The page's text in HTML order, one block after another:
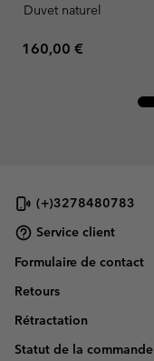
Duvet naturel
Regular price:
160,00 €
(+)3278480783
Service client
Formulaire de contact
Retours
Rétractation
Statut de la commande